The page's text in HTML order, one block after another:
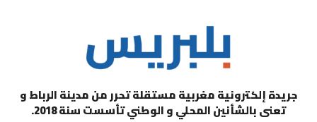
جريدة إلكترونية مغربية مستقلة تحرر من مدينة الرباط و
تعنى بالشأنين المحلي و الوطني تأسست سنة 2018.